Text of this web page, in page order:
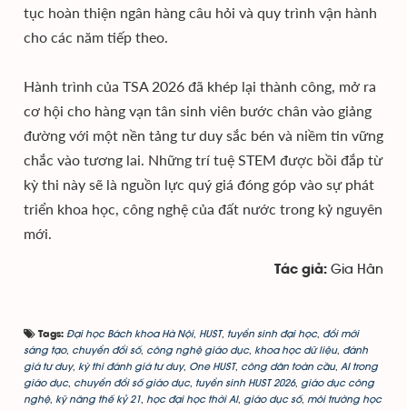
tục hoàn thiện ngân hàng câu hỏi và quy trình vận hành
cho các năm tiếp theo.
Hành trình của TSA 2026 đã khép lại thành công, mở ra
cơ hội cho hàng vạn tân sinh viên bước chân vào giảng
đường với một nền tảng tư duy sắc bén và niềm tin vững
chắc vào tương lai. Những trí tuệ STEM được bồi đắp từ
kỳ thi này sẽ là nguồn lực quý giá đóng góp vào sự phát
triển khoa học, công nghệ của đất nước trong kỷ nguyên
mới.
Tác giả: Gia Hân
Tags: Đại học Bách khoa Hà Nội, HUST, tuyển sinh đại học, đổi mới
sáng tạo, chuyển đổi số, công nghệ giáo dục, khoa học dữ liệu, đánh
giá tư duy, kỳ thi đánh giá tư duy, One HUST, công dân toàn cầu, AI trong
giáo dục, chuyển đổi số giáo dục, tuyển sinh HUST 2026, giáo dục công
nghệ, kỹ năng thế kỷ 21, học đại học thời AI, giáo dục số, môi trường học